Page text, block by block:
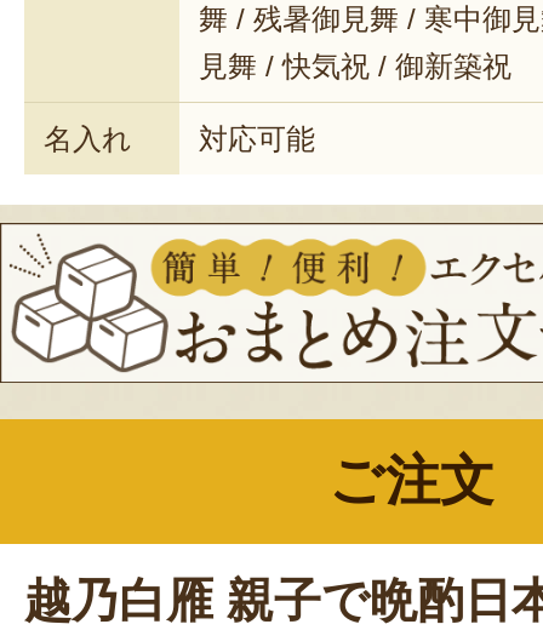
舞 / 残暑御見舞 / 寒中御
見舞 / 快気祝 / 御新築祝
名入れ 対応可能
ご注文
越乃白雁 親子で晩酌日